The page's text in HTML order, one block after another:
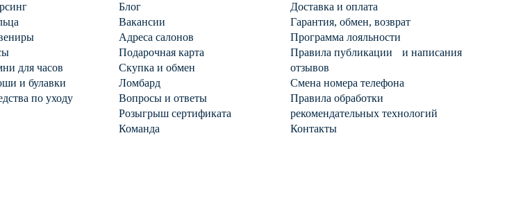
для часов
и булавки
по уходу
Блог
Вакансии
Адреса салонов
Подарочная карта
Скупка и обмен
Ломбард
Вопросы и ответы
Розыгрыш сертификата
Команда
Доставка и оплата
Гарантия, обмен, возврат
Программа лояльности
Правила публикации и написания
отзывов
Смена номера телефона
Правила обработки
рекомендательных технологий
Контакты